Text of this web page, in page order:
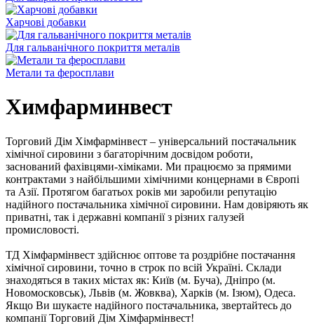
Харчові добавки
Для гальванічного покриття металів
Метали та феросплави
Химфарминвест
Торговий Дім Хімфармінвест – універсальний постачальник
хімічної сировини з багаторічним досвідом роботи,
заснований фахівцями-хіміками. Ми працюємо за прямими
контрактами з найбільшими хімічними концернами в Європі
та Азії. Протягом багатьох років ми заробили репутацію
надійного постачальника хімічної сировини. Нам довіряють як
приватні, так і державні компанії з різних галузей
промисловості.
ТД Хімфармінвест здійснює оптове та роздрібне постачання
хімічної сировини, точно в строк по всій Україні. Склади
знаходяться в таких містах як: Київ (м. Буча), Дніпро (м.
Новомосковськ), Львів (м. Жовква), Харків (м. Ізюм), Одеса.
Якщо Ви шукаєте надійного постачальника, звертайтесь до
компанії Торговий Дім Хімфармінвест!